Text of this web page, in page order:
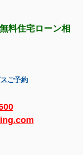
料住宅ローン相
ご予約